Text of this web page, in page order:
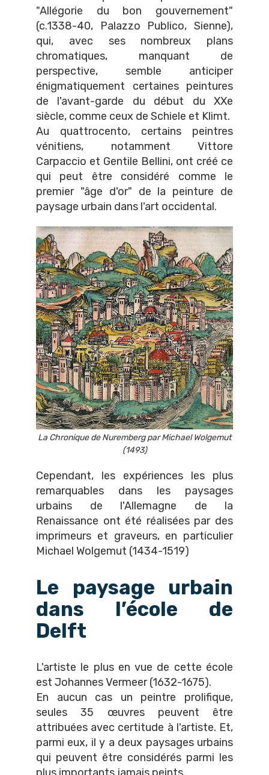
"Allégorie du bon gouvernement"
(c.1338-40, Palazzo Publico, Sienne),
qui, avec ses nombreux plans
chromatiques, manquant de
perspective, semble anticiper
énigmatiquement certaines peintures
de l'avant-garde du début du XXe
siècle, comme ceux de Schiele et Klimt.
Au quattrocento, certains peintres
vénitiens, notamment Vittore
Carpaccio et Gentile Bellini, ont créé ce
qui peut être considéré comme le
premier "âge d'or" de la peinture de
paysage urbain dans l'art occidental.
La Chronique de Nuremberg par Michael Wolgemut
(1493)
Cependant, les expériences les plus
remarquables dans les paysages
urbains de l'Allemagne de la
Renaissance ont été réalisées par des
imprimeurs et graveurs, en particulier
Michael Wolgemut (1434-1519)
Le paysage urbain
dans l’école de
Delft
L'artiste le plus en vue de cette école
est Johannes Vermeer (1632-1675).
En aucun cas un peintre prolifique,
seules 35 œuvres peuvent être
attribuées avec certitude à l'artiste. Et,
parmi eux, il y a deux paysages urbains
qui peuvent être considérés parmi les